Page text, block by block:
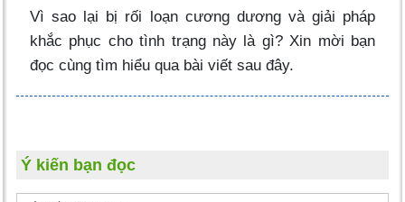
Vì sao lại bị rối loạn cương dương và giải pháp
khắc phục cho tình trạng này là gì? Xin mời bạn
đọc cùng tìm hiểu qua bài viết sau đây.
Ý kiến bạn đọc